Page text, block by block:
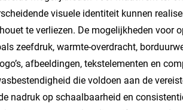
visuele identiteit kunnen
te verliezen. De mogelijkheden voor
zeefdruk, warmte-overdracht,
afbeeldingen, tekstelementen en
die voldoen aan de
nadruk op schaalbaarheid en